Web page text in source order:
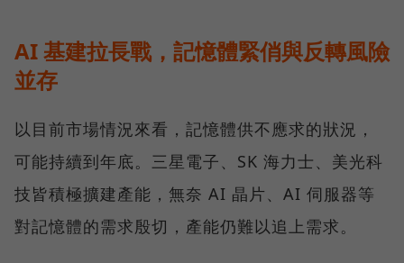
AI 基建拉長戰，記憶體緊俏與反轉風險
並存
以目前市場情況來看，記憶體供不應求的狀況，
可能持續到年底。三星電子、SK 海力士、美光科
技皆積極擴建產能，無奈 AI 晶片、AI 伺服器等
對記憶體的需求殷切，產能仍難以追上需求。